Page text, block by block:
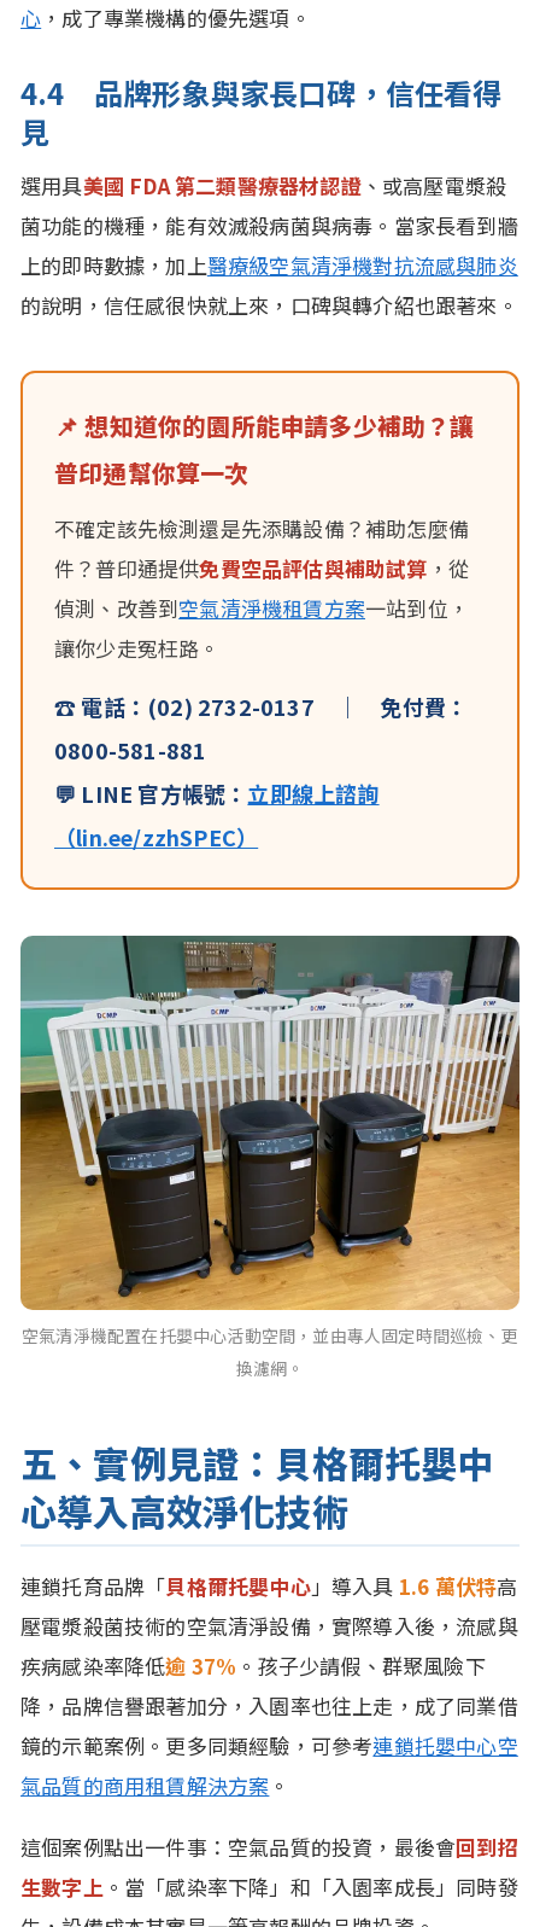
心 ，成了專業機構的優先選項。
4.4 品牌形象與家長口碑，信任看得
見
選用具美國 FDA 第二類醫療器材認證、或高壓電漿殺
菌功能的機種，能有效滅殺病菌與病毒。當家長看到牆
上的即時數據，加上醫療級空氣清淨機對抗流感與肺炎
的說明，信任感很快就上來，口碑與轉介紹也跟著來。
📌 想知道你的園所能申請多少補助？讓
普印通幫你算一次
不確定該先檢測還是先添購設備？補助怎麼備
件？普印通提供免費空品評估與補助試算 ，從
偵測、改善到空氣清淨機租賃方案一站到位，
讓你少走冤枉路。
☎ 電話：(02) 2732-0137 ｜ 免付費：
0800-581-881
💬 LINE 官方帳號： 立即線上諮詢
（lin.ee/zzhSPEC）
空氣清淨機配置在托嬰中心活動空間，並由專人固定時間巡檢、更
換濾網。
五、實例見證：貝格爾托嬰中
心導入高效淨化技術
連鎖托育品牌「貝格爾托嬰中心」導入具 1.6 萬伏特高
壓電漿殺菌技術的空氣清淨設備，實際導入後，流感與
疾病感染率降低逾 37% 。孩子少請假、群聚風險下
降，品牌信譽跟著加分，入園率也往上走，成了同業借
鏡的示範案例。更多同類經驗，可參考連鎖托嬰中心空
氣品質的商用租賃解決方案 。
這個案例點出一件事：空氣品質的投資，最後會回到招
生數字上。當「感染率下降」和「入園率成長」同時發